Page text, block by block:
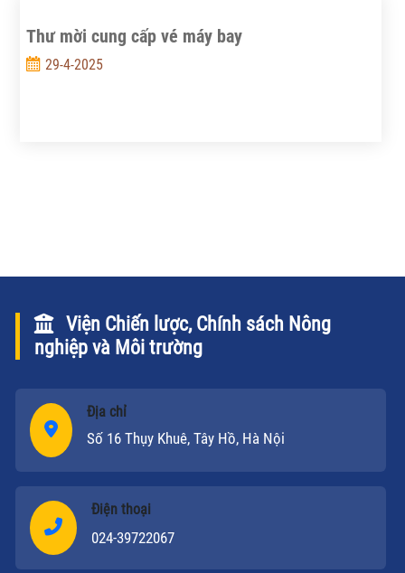
Thư mời cung cấp vé máy bay
29-4-2025
Viện Chiến lược, Chính sách Nông
nghiệp và Môi trường
Địa chỉ
Số 16 Thụy Khuê, Tây Hồ, Hà Nội
Điện thoại
024-39722067